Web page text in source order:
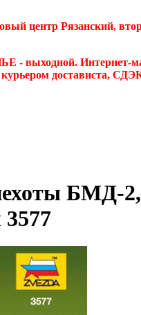
центр Рязанский,
- выходной. Интернет-
достависта,
БМД-2,
3577